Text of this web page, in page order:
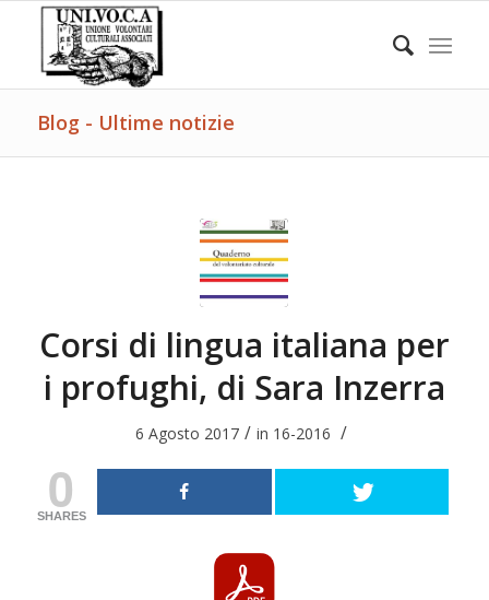
Blog - Ultime notizie
Corsi di lingua italiana per
i profughi, di Sara Inzerra
6 Agosto 2017 / in 16-2016 /
0
SHARES